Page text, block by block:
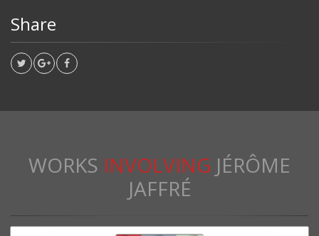
Share
WORKS INVOLVING JÉRÔME
JAFFRÉ